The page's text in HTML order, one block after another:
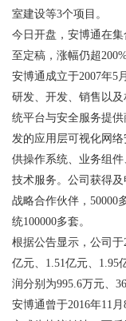
室建设等3个项目。
今日开盘，安博通在集
至定稿，涨幅仍超200%
安博通成立于2007年5
研发、开发、销售以
统平台与安全服务提
发的应用层可视化网
供操作系统、业务组
技术服务。公司获得
战略合作伙伴，50000
统100000多套。
根据公告显示，公司于
亿元、1.51亿元、1.95
润分别为995.6万元、
安博通曾于2016年11